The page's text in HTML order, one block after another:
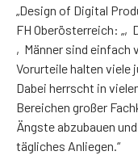
„Design of Digital
FH Oberösterreich:
‚Männer sind einfach
Vorurteile halten viele
Dabei herrscht in
Bereichen großer
Ängste abzubauen
tägliches Anliegen.“